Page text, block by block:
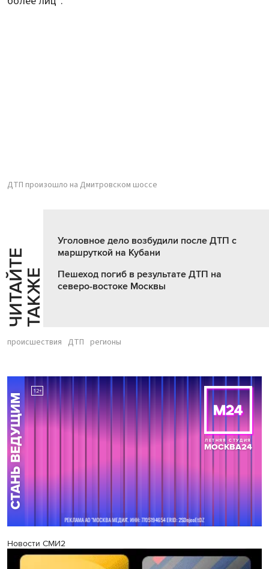
ДТП произошло на Дмитровском шоссе
Ч
И
Т
АЙ
Т
Е
Т
А
К
ЖЕ
Уголовное дело возбудили после ДТП с
маршруткой на Кубани
Пешеход погиб в результате ДТП на
северо-востоке Москвы
происшествия ДТП регионы
Новости СМИ2